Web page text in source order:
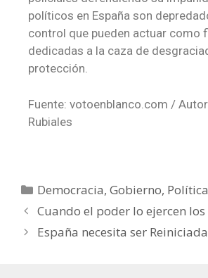
políticos en España son
control que pueden actuar como
dedicadas a la caza de
protección.
Fuente: votoenblanco.com /
Rubiales
Democracia,Gobierno, Política
Cuando el poder lo ejercen
España necesita ser Reiniciada